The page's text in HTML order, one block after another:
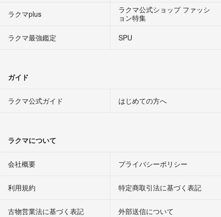
ラクマplus
ラクマ公式ショップ ファッシ
ョン特集
ラクマ最強鑑定
SPU
ガイド
ラクマ公式ガイド はじめての方へ
ラクマについて
会社概要 プライバシーポリシー
利用規約 特定商取引法に基づく表記
古物営業法に基づく表記 外部送信について